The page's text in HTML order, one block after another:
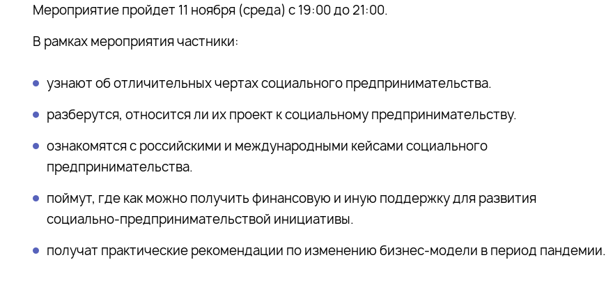
Мероприятие пройдет 11 ноября (среда) с 19:00 до 21:00.
В рамках мероприятия частники:
узнают об отличительных чертах социального предпринимательства.
разберутся, относится ли их проект к социальному предпринимательству.
ознакомятся с российскими и международными кейсами социального
предпринимательства.
поймут, где как можно получить финансовую и иную поддержку для развития
социально-предпринимательствой инициативы.
получат практические рекомендации по изменению бизнес-модели в период пандемии.